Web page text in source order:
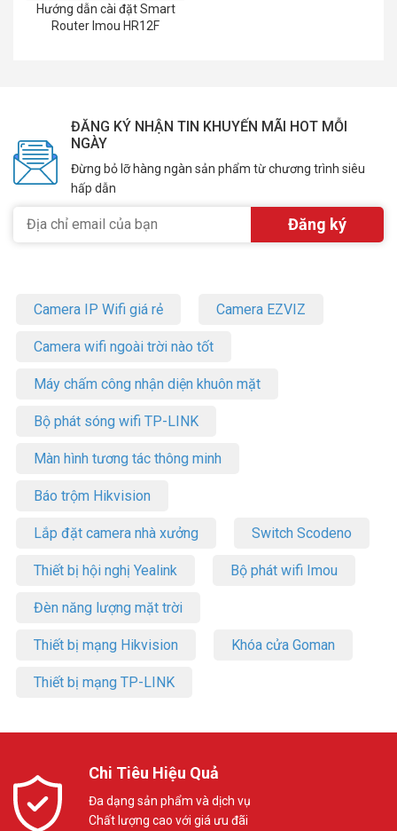
Hướng dẫn cài đặt Smart
Router Imou HR12F
ĐĂNG KÝ NHẬN TIN KHUYẾN MÃI HOT MỖI
NGÀY
Đừng bỏ lỡ hàng ngàn sản phẩm từ chương trình siêu
hấp dẫn
Camera IP Wifi giá rẻ Camera EZVIZ
Camera wifi ngoài trời nào tốt
Máy chấm công nhận diện khuôn mặt
Bộ phát sóng wifi TP-LINK
Màn hình tương tác thông minh
Báo trộm Hikvision
Lắp đặt camera nhà xưởng Switch Scodeno
Thiết bị hội nghị Yealink Bộ phát wifi Imou
Đèn năng lượng mặt trời
Thiết bị mạng Hikvision Khóa cửa Goman
Thiết bị mạng TP-LINK
Chi Tiêu Hiệu Quả
Đa dạng sản phẩm và dịch vụ
Chất lượng cao với giá ưu đãi